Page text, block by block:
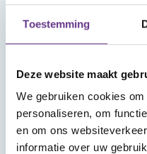
Toestemming
Deze website maakt
We gebruiken cookies
personaliseren, om
en om ons
informatie over uw
toegang toe.
Account
Wat vind je in Mijn
In Mijn Sophi kan je